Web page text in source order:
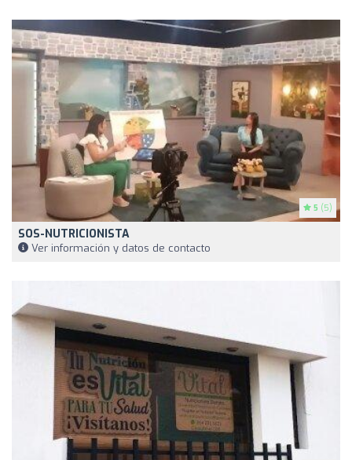
5 (5)
SOS-NUTRICIONISTA
Ver información y datos de contacto